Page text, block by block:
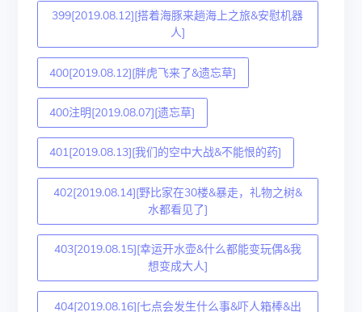
399[2019.08.12][搭着海豚来趟海上之旅&安慰机器
人]
400[2019.08.12][胖虎飞来了&遗忘草]
400注明[2019.08.07][遗忘草]
401[2019.08.13][我们的空中大战&不能恨的药]
402[2019.08.14][野比家在30楼&暴走，礼物之树&
水都看见了]
403[2019.08.15][幸运开水壶&什么都能变玩偶&我
想变成大人]
404[2019.08.16][七点会发生什么事&吓人箱棒&出